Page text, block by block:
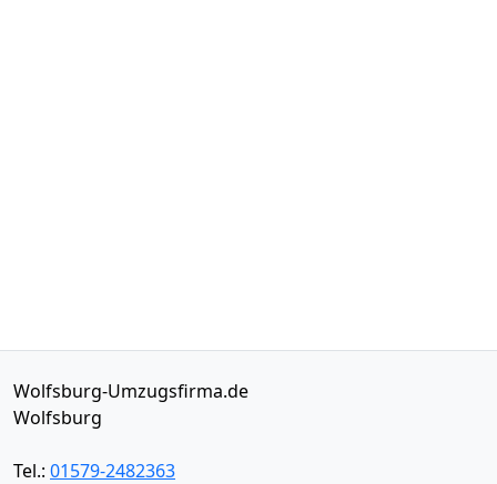
Wolfsburg-Umzugsfirma.de
Wolfsburg
Tel.: 01579-2482363